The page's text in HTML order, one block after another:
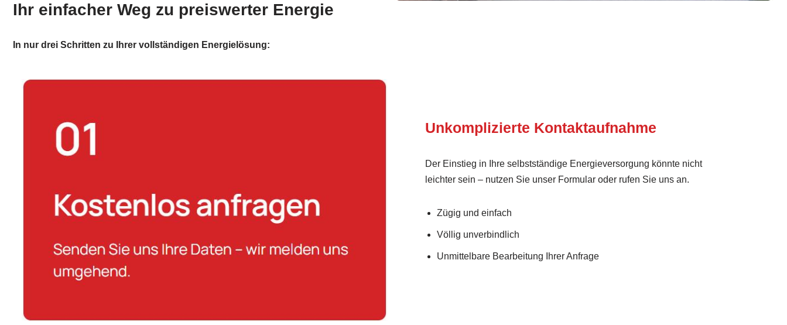
Ihr einfacher Weg zu preiswerter Energie
In nur drei Schritten zu Ihrer vollständigen Energielösung:
Unkomplizierte Kontaktaufnahme
Der Einstieg in Ihre selbstständige Energieversorgung könnte nicht
leichter sein – nutzen Sie unser Formular oder rufen Sie uns an.
Zügig und einfach
Völlig unverbindlich
Unmittelbare Bearbeitung Ihrer Anfrage